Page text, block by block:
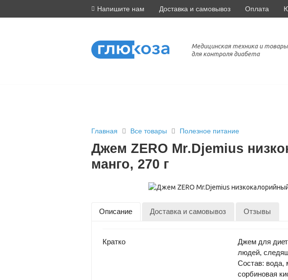
Напишите нам Доставка и самовывоз Оплата
Медицинская техника и товары
для контроля диабета
Главная Все товары Полезное питание
Джем ZERO Mr.Djemius
манго, 270 г
Описание Доставка и самовывоз Отзывы
Кратко
Джем для
людей,
Состав: вода,
сорбиновая